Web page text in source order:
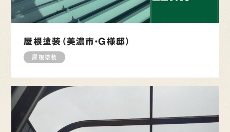
屋根塗装（美濃市・G様邸）
屋根塗装